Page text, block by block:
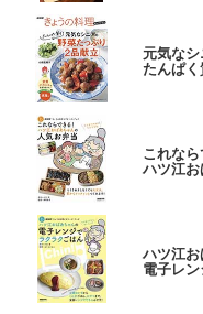
元気なシ
たんぱく
これな
ハツ江
ハツ江
電子レ